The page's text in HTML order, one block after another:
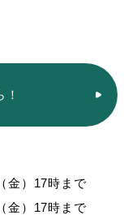
金）17時まで
金）17時まで